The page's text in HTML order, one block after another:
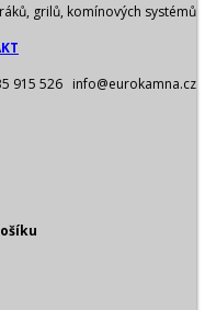
grilů, komínových systémů
915 526 info@eurokamna.cz